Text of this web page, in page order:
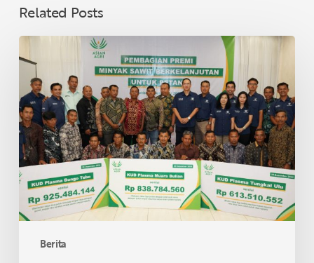
Related Posts
Berita
Asian
Agri
Bagikan
Premi
Minyak
Sawit
Lestari
untuk
40
KUD
di
Provinsi